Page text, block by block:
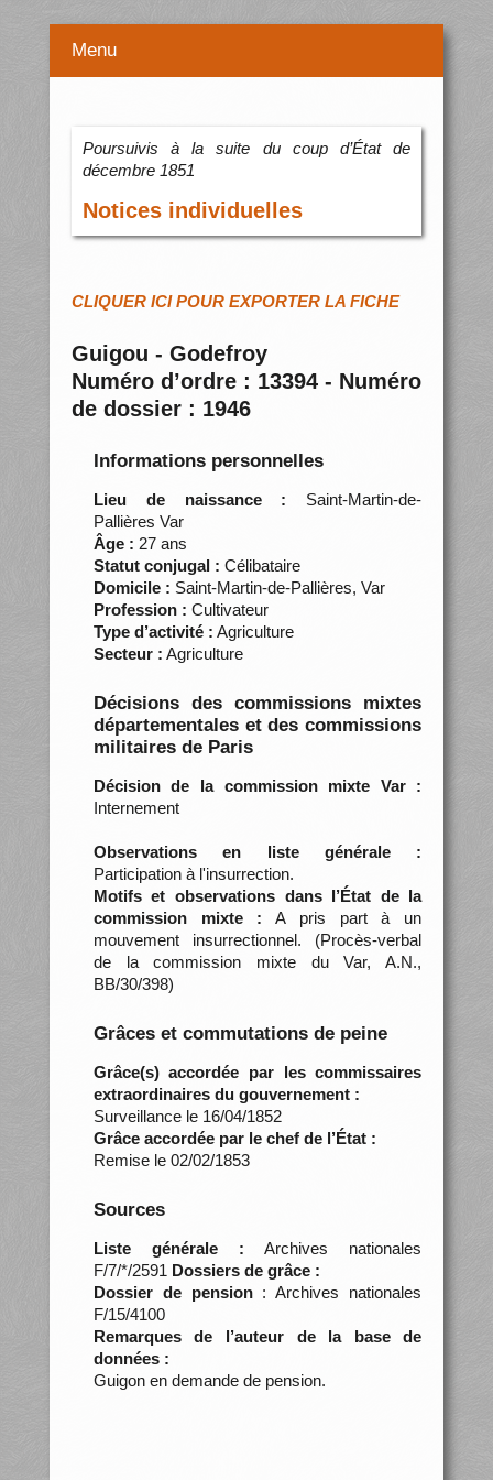
Menu
Poursuivis à la suite du coup d’État de
décembre 1851
Notices individuelles
CLIQUER ICI POUR EXPORTER LA FICHE
Guigou - Godefroy
Numéro d’ordre : 13394 - Numéro
de dossier : 1946
Informations personnelles
Lieu de naissance : Saint-Martin-de-
Pallières Var
Âge : 27 ans
Statut conjugal : Célibataire
Domicile : Saint-Martin-de-Pallières, Var
Profession : Cultivateur
Type d’activité : Agriculture
Secteur : Agriculture
Décisions des commissions mixtes
départementales et des commissions
militaires de Paris
Décision de la commission mixte Var :
Internement
Observations en liste générale :
Participation à l'insurrection.
Motifs et observations dans l’État de la
commission mixte : A pris part à un
mouvement insurrectionnel. (Procès-verbal
de la commission mixte du Var, A.N.,
BB/30/398)
Grâces et commutations de peine
Grâce(s) accordée par les commissaires
extraordinaires du gouvernement :
Surveillance le 16/04/1852
Grâce accordée par le chef de l’État :
Remise le 02/02/1853
Sources
Liste générale : Archives nationales
F/7/*/2591 Dossiers de grâce :
Dossier de pension: Archives nationales
F/15/4100
Remarques de l’auteur de la base de
données :
Guigon en demande de pension.